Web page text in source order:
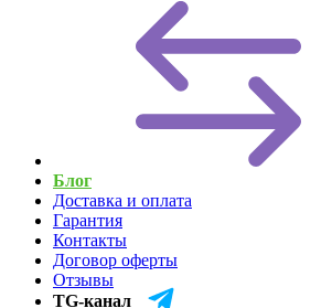
Блог
Доставка и оплата
Гарантия
Контакты
Договор оферты
Отзывы
TG-канал